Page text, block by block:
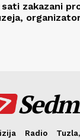
sati zakazani
Radio